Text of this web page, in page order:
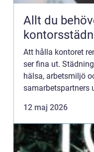
Allt du
Att hålla kontoret
ser fina ut.
hälsa, arbetsmiljö
samarbetspartners
12 maj 2026